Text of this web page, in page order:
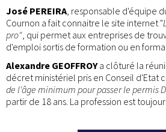
José PEREIRA , responsable d'équipe
Cournon a fait connaitre le site internet "
pro" , qui permet aux entreprises de
d'emploi sortis de formation ou en
Alexandre GEOFFROYa clôturé la
décret ministériel pris en Conseil d'Etat
de l'âge minimum pour passer le permis D
partir de 18 ans. La profession est